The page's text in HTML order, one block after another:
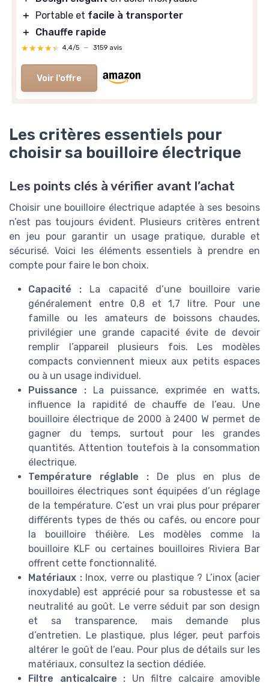
＋
Portable et facile à transporter
＋
Chauffe rapide
★★★★★
★★★★★ 4,4/5 — 3159 avis
Voir l'offre
Les critères essentiels pour
choisir sa bouilloire électrique
Les points clés à vérifier avant l’achat
Choisir une bouilloire électrique adaptée à ses besoins
n’est pas toujours évident. Plusieurs critères entrent
en jeu pour garantir un usage pratique, durable et
sécurisé. Voici les éléments essentiels à prendre en
compte pour faire le bon choix.
Capacité : La capacité d’une bouilloire varie
généralement entre 0,8 et 1,7 litre. Pour une
famille ou les amateurs de boissons chaudes,
privilégier une grande capacité évite de devoir
remplir l’appareil plusieurs fois. Les modèles
compacts conviennent mieux aux petits espaces
ou à un usage individuel.
Puissance : La puissance, exprimée en watts,
influence la rapidité de chauffe de l’eau. Une
bouilloire électrique de 2000 à 2400 W permet de
gagner du temps, surtout pour les grandes
quantités. Attention toutefois à la consommation
électrique.
Température réglable : De plus en plus de
bouilloires électriques sont équipées d’un réglage
de la température. C’est un vrai plus pour préparer
différents types de thés ou cafés, ou encore pour
la bouilloire théière. Les modèles comme la
bouilloire KLF ou certaines bouilloires Riviera Bar
offrent cette fonctionnalité.
Matériaux :Inox, verre ou plastique ? L’inox (acier
inoxydable) est apprécié pour sa robustesse et sa
neutralité au goût. Le verre séduit par son design
et sa transparence, mais demande plus
d’entretien. Le plastique, plus léger, peut parfois
altérer le goût de l’eau. Pour plus de détails sur les
matériaux, consultez la section dédiée.
Filtre anticalcaire : Un filtre calcaire amovible